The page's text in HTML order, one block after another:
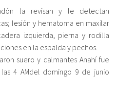
la revisan y le detectan
lesión y hematoma en maxilar
izquierda, pierna y rodilla
en la espalda y pechos.
suero y calmantes Anahí fue
4 AMdel domingo 9 de junio